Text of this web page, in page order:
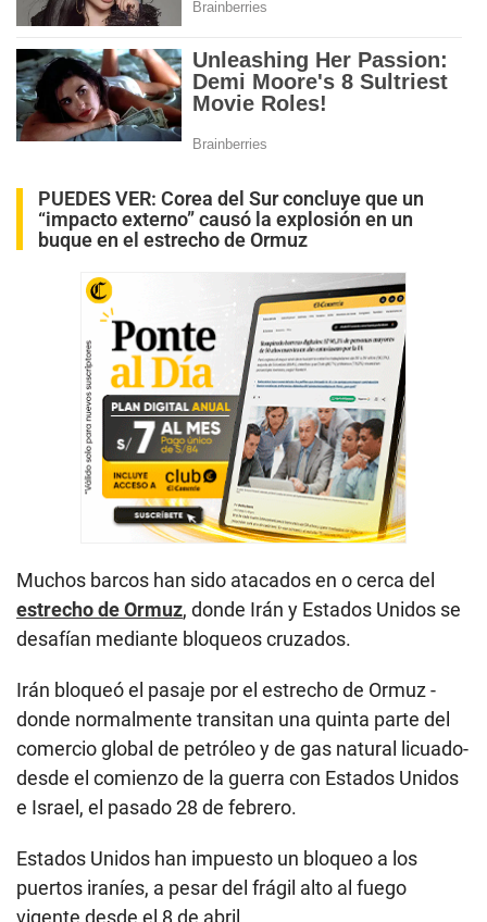
PUEDES VER: Corea del Sur concluye que un
“impacto externo” causó la explosión en un
buque en el estrecho de Ormuz
Muchos barcos han sido atacados en o cerca del
estrecho de Ormuz, donde Irán y Estados Unidos se
desafían mediante bloqueos cruzados.
Irán bloqueó el pasaje por el estrecho de Ormuz -
donde normalmente transitan una quinta parte del
comercio global de petróleo y de gas natural licuado-
desde el comienzo de la guerra con Estados Unidos
e Israel, el pasado 28 de febrero.
Estados Unidos han impuesto un bloqueo a los
puertos iraníes, a pesar del frágil alto al fuego
vigente desde el 8 de abril.